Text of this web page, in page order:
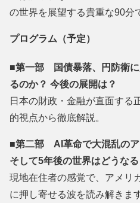
の世界を展望する貴重な90分
プログラム（予定）
■第一部 国債暴落、円防衛
るのか？ 今後の展開は？
日本の財政・金融が直面する
的視点から徹底解説。
■第二部 AI革命で大混乱のア
そして5年後の世界はどうなる
現地在住者の感覚で、アメリ
に押し寄せる波を読み解きま